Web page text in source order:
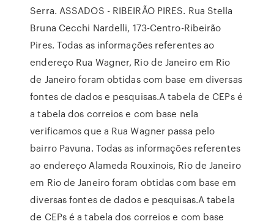
Serra. ASSADOS - RIBEIRÃO PIRES. Rua Stella
Bruna Cecchi Nardelli, 173-Centro-Ribeirão
Pires. Todas as informações referentes ao
endereço Rua Wagner, Rio de Janeiro em Rio
de Janeiro foram obtidas com base em diversas
fontes de dados e pesquisas.A tabela de CEPs é
a tabela dos correios e com base nela
verificamos que a Rua Wagner passa pelo
bairro Pavuna. Todas as informações referentes
ao endereço Alameda Rouxinois, Rio de Janeiro
em Rio de Janeiro foram obtidas com base em
diversas fontes de dados e pesquisas.A tabela
de CEPs é a tabela dos correios e com base